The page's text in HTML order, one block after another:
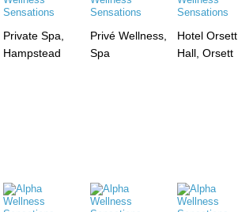
Private Spa,
Hampstead
Privé Wellness,
Spa
Hotel Orsett
Hall, Orsett